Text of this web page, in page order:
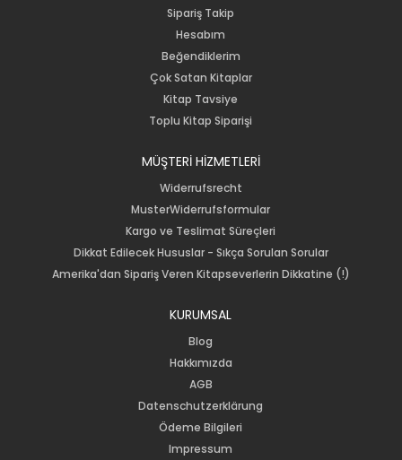
Sipariş Takip
Hesabım
Beğendiklerim
Çok Satan Kitaplar
Kitap Tavsiye
Toplu Kitap Siparişi
MÜŞTERİ HİZMETLERİ
Widerrufsrecht
MusterWiderrufsformular
Kargo ve Teslimat Süreçleri
Dikkat Edilecek Hususlar - Sıkça Sorulan Sorular
Amerika'dan Sipariş Veren Kitapseverlerin Dikkatine (!)
KURUMSAL
Blog
Hakkımızda
AGB
Datenschutzerklärung
Ödeme Bilgileri
Impressum